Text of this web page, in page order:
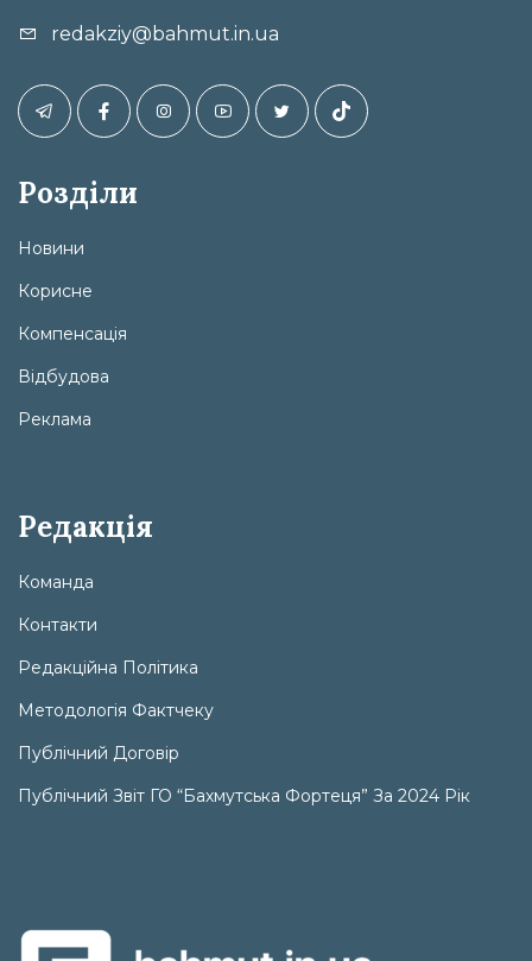
redakziy@bahmut.in.ua
Розділи
Новини
Корисне
Компенсація
Відбудова
Реклама
Редакція
Команда
Контакти
Редакційна Політика
Методологія Фактчеку
Публічний Договір
Публічний Звіт ГО “Бахмутська Фортеця” За 2024 Рік